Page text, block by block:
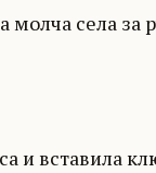
молча села за
и вставила